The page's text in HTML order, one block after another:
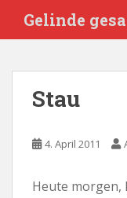
i
Gelinde
Stau
4. April 2011
Heute morgen,